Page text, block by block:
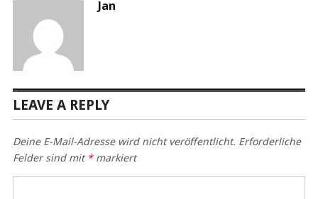
Jan
LEAVE A REPLY
Deine E-Mail-Adresse wird nicht veröffentlicht. Erforderliche
Felder sind mit *markiert